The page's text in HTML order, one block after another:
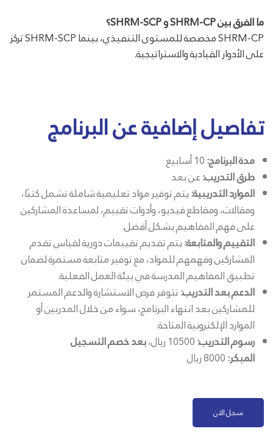
ما الفرق بين SHRM-CP و SHRM-SCP؟
SHRM-CP مخصصة للمستوى التنفيذي، بينما SHRM-SCP تركز
على الأدوار القيادية والاستراتيجية.
تفاصيل إضافية عن البرنامج
مدة البرنامج:
طرق التدريب:عن بعد
الموارد التدريبية:يتم توفير مواد تعليمية شاملة تشمل كتبًا،
ومقالات، ومقاطع فيديو، وأدوات تقييم، لمساعدة المشاركين
على فهم المفاهيم بشكل أفضل.
التقييم والمتابعة:يتم تقديم تقييمات دورية لقياس تقدم
المشاركين وفهمهم للمواد، مع توفير متابعة مستمرة لضمان
تطبيق المفاهيم المدرسة في بيئة العمل الفعلية.
الدعم بعد التدريب:تتوفر فرص الاستشارة والدعم المستمر
للمشاركين بعد انتهاء البرنامج، سواء من خلال المدربين أو
الموارد الإلكترونية المتاحة.
رسوم التدريب:
بعد خصم التسجيل
المبكر:
سجل الان